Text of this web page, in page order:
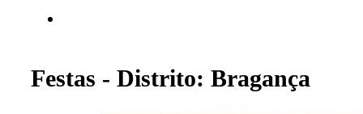
Festas - Distrito: Bragança